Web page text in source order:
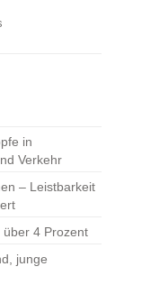
in
Verkehr
– Leistbarkeit
über 4 Prozent
junge